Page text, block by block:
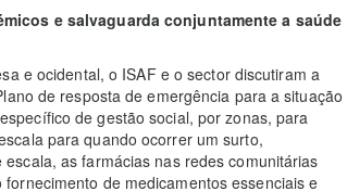
e salvaguarda conjuntamente a saúde
e ocidental, o ISAF e o sector discutiram a
de resposta de emergência para a situação
de gestão social, por zonas, para
para quando ocorrer um surto,
as farmácias nas redes comunitárias
de medicamentos essenciais e